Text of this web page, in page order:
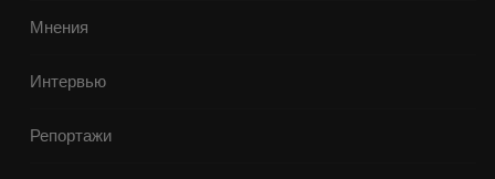
Мнения
Интервью
Репортажи